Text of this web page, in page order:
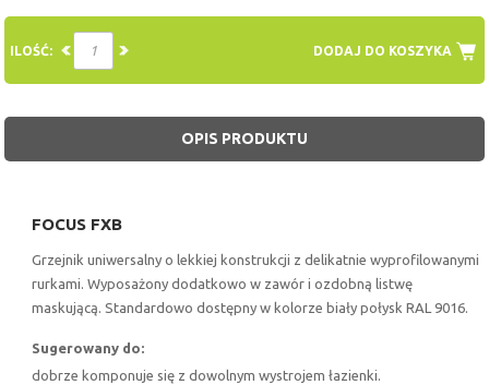
DODAJ DO KOSZYKA
ILOŚĆ:
OPIS PRODUKTU
FOCUS FXB
Grzejnik uniwersalny o lekkiej konstrukcji z delikatnie wyprofilowanymi
rurkami. Wyposażony dodatkowo w zawór i ozdobną listwę
maskującą. Standardowo dostępny w kolorze biały połysk RAL 9016.
Sugerowany do:
dobrze komponuje się z dowolnym wystrojem łazienki.